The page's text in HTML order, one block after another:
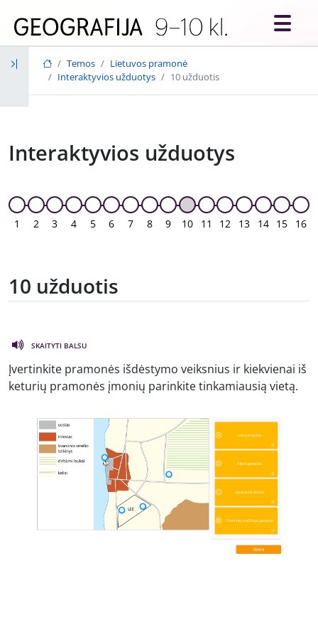
Temos
Lietuvos pramonė
Interaktyvios užduotys
10 užduotis
Interaktyvios užduotys
1 2 3 4 5 6 7 8 9 10 11 12 13 14 15 16
10 užduotis
SKAITYTI BALSU
Įvertinkite pramonės išdėstymo veiksnius ir kiekvienai iš
keturių pramonės įmonių parinkite tinkamiausią vietą.